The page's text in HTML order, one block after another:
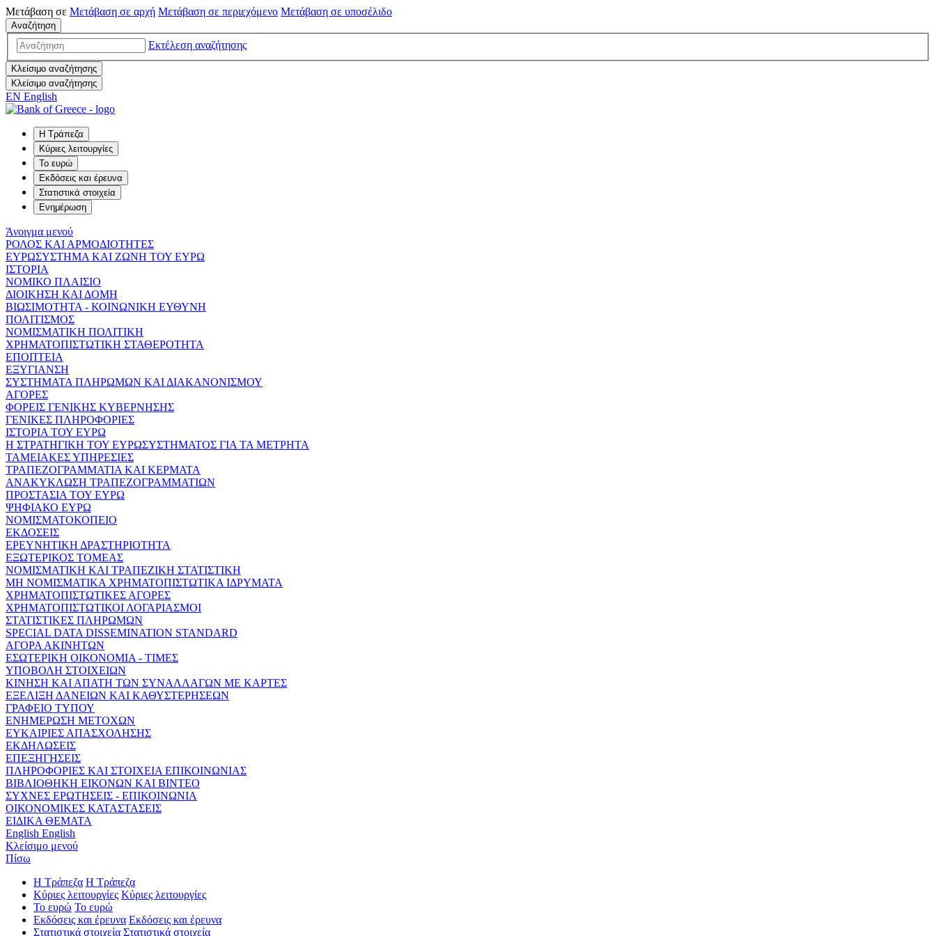
Μετάβαση σε Μετάβαση σε αρχή Μετάβαση σε περιεχόμενο Μετάβαση σε υποσέλιδο
Αναζήτηση
Εκτέλεση αναζήτησης
Κλείσιμο αναζήτησης
Κλείσιμο αναζήτησης
EN English
Η Τράπεζα
Κύριες λειτουργίες
Το ευρώ
Εκδόσεις και έρευνα
Στατιστικά στοιχεία
Ενημέρωση
Άνοιγμα μενού
ΡΟΛΟΣ ΚΑΙ ΑΡΜΟΔΙΟΤΗΤΕΣ
ΕΥΡΩΣΥΣΤΗΜΑ ΚΑΙ ΖΩΝΗ ΤΟΥ ΕΥΡΩ
ΙΣΤΟΡΙΑ
ΝΟΜΙΚΟ ΠΛΑΙΣΙΟ
ΔΙΟΙΚΗΣΗ ΚΑΙ ΔΟΜΗ
ΒΙΩΣΙΜΟΤΗΤΑ - ΚΟΙΝΩΝΙΚΗ ΕΥΘΥΝΗ
ΠΟΛΙΤΙΣΜΟΣ
ΝΟΜΙΣΜΑΤΙΚΗ ΠΟΛΙΤΙΚΗ
ΧΡΗΜΑΤΟΠΙΣΤΩΤΙΚΗ ΣΤΑΘΕΡΟΤΗΤΑ
ΕΠΟΠΤΕΙΑ
ΕΞΥΓΙΑΝΣΗ
ΣΥΣΤΗΜΑΤΑ ΠΛΗΡΩΜΩΝ ΚΑΙ ΔΙΑΚΑΝΟΝΙΣΜΟΥ
ΑΓΟΡΕΣ
ΦΟΡΕΙΣ ΓΕΝΙΚΗΣ ΚΥΒΕΡΝΗΣΗΣ
ΓΕΝΙΚΕΣ ΠΛΗΡΟΦΟΡΙΕΣ
ΙΣΤΟΡΙΑ ΤΟΥ ΕΥΡΩ
Η ΣΤΡΑΤΗΓΙΚΗ ΤΟΥ ΕΥΡΩΣΥΣΤΗΜΑΤΟΣ ΓΙΑ ΤΑ ΜΕΤΡΗΤΑ
ΤΑΜΕΙΑΚΕΣ ΥΠΗΡΕΣΙΕΣ
ΤΡΑΠΕΖΟΓΡΑΜΜΑΤΙΑ ΚΑΙ ΚΕΡΜΑΤΑ
ΑΝΑΚΥΚΛΩΣΗ ΤΡΑΠΕΖΟΓΡΑΜΜΑΤΙΩΝ
ΠΡΟΣΤΑΣΙΑ ΤΟΥ ΕΥΡΩ
ΨΗΦΙΑΚΟ ΕΥΡΩ
ΝΟΜΙΣΜΑΤΟΚΟΠΕΙΟ
ΕΚΔΟΣΕΙΣ
ΕΡΕΥΝΗΤΙΚΗ ΔΡΑΣΤΗΡΙΟΤΗΤΑ
ΕΞΩΤΕΡΙΚΟΣ ΤΟΜΕΑΣ
ΝΟΜΙΣΜΑΤΙΚΗ ΚΑΙ ΤΡΑΠΕΖΙΚΗ ΣΤΑΤΙΣΤΙΚΗ
ΜΗ ΝΟΜΙΣΜΑΤΙΚΑ ΧΡΗΜΑΤΟΠΙΣΤΩΤΙΚΑ ΙΔΡΥΜΑΤΑ
ΧΡΗΜΑΤΟΠΙΣΤΩΤΙΚΕΣ ΑΓΟΡΕΣ
ΧΡΗΜΑΤΟΠΙΣΤΩΤΙΚΟΙ ΛΟΓΑΡΙΑΣΜΟΙ
ΣΤΑΤΙΣΤΙΚΕΣ ΠΛΗΡΩΜΩΝ
SPECIAL DATA DISSEMINATION STANDARD
ΑΓΟΡΑ ΑΚΙΝΗΤΩΝ
ΕΣΩΤΕΡΙΚΗ ΟΙΚΟΝΟΜΙΑ - ΤΙΜΕΣ
ΥΠΟΒΟΛΗ ΣΤΟΙΧΕΙΩΝ
ΚΙΝΗΣΗ ΚΑΙ ΑΠΑΤΗ ΤΩΝ ΣΥΝΑΛΛΑΓΩΝ ΜΕ ΚΑΡΤΕΣ
ΕΞΕΛΙΞΗ ΔΑΝΕΙΩΝ ΚΑΙ ΚΑΘΥΣΤΕΡΗΣΕΩΝ
ΓΡΑΦΕΙΟ ΤΥΠΟΥ
ΕΝΗΜΕΡΩΣΗ ΜΕΤΟΧΩΝ
ΕΥΚΑΙΡΙΕΣ ΑΠΑΣΧΟΛΗΣΗΣ
ΕΚΔΗΛΩΣΕΙΣ
ΕΠΕΞΗΓΗΣΕΙΣ
ΠΛΗΡΟΦΟΡΙΕΣ ΚΑΙ ΣΤΟΙΧΕΙΑ ΕΠΙΚΟΙΝΩΝΙΑΣ
ΒΙΒΛΙΟΘΗΚΗ ΕΙΚΟΝΩΝ ΚΑΙ ΒΙΝΤΕΟ
ΣΥΧΝΕΣ ΕΡΩΤΗΣΕΙΣ - ΕΠΙΚΟΙΝΩΝΙΑ
ΟΙΚΟΝΟΜΙΚΕΣ ΚΑΤΑΣΤΑΣΕΙΣ
ΕΙΔΙΚΑ ΘΕΜΑΤΑ
English English
Κλείσιμο μενού
Πίσω
Η Τράπεζα Η Τράπεζα
Κύριες λειτουργίες Κύριες λειτουργίες
Το ευρώ Το ευρώ
Εκδόσεις και έρευνα Εκδόσεις και έρευνα
Στατιστικά στοιχεία Στατιστικά στοιχεία